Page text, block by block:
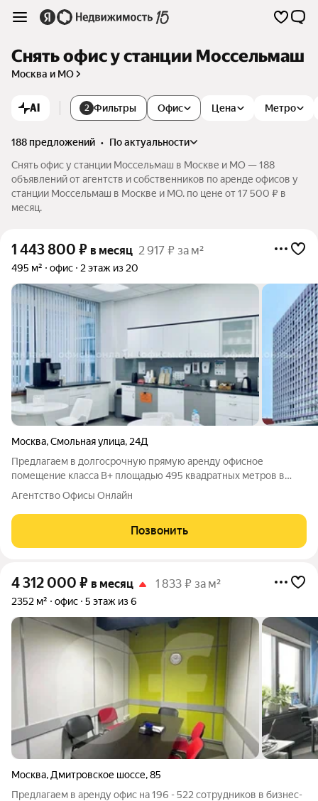
Снять офис у станции Моссельмаш
Москва и МО
AI 2 Фильтры Офис Цена Метро
188 предложений •
по актуальности
Снять офис у станции Моссельмаш в Москве и МО — 188
объявлений от агентств и собственников по аренде офисов у
станции Моссельмаш в Москве и МО. по цене от 17 500 ₽ в
месяц.
1 443 800 ₽ в месяц 2 917 ₽ за м²
495 м² офис 2 этаж из 20
Москва,Смольная улица, 24Д
Предлагаем в долгосрочную прямую аренду офисное
помещение класса B+ площадью 495 квадратных метров в
бизнес-центре "Меридиан". Москва, САО, Смольная улица, 24Д
Удобная локация здания: - Автомобиль: близость транспортных
магистралей, таких как
Агентство Офисы Онлайн
Позвонить
4 312 000 ₽ в месяц 1 833 ₽ за м²
2352 м² офис 5 этаж из 6
Москва, Дмитровское шоссе,85
Предлагаем в аренду офис на 196 - 522 сотрудников в бизнес-